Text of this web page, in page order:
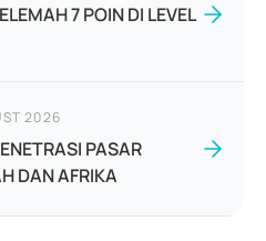
7 POIN DI LEVEL
2026
PASAR
DAN AFRIKA